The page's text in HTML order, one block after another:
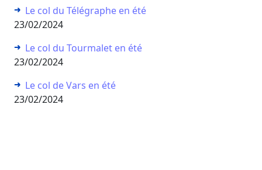
Le col du Télégraphe en été
23/02/2024
Le col du Tourmalet en été
23/02/2024
Le col de Vars en été
23/02/2024